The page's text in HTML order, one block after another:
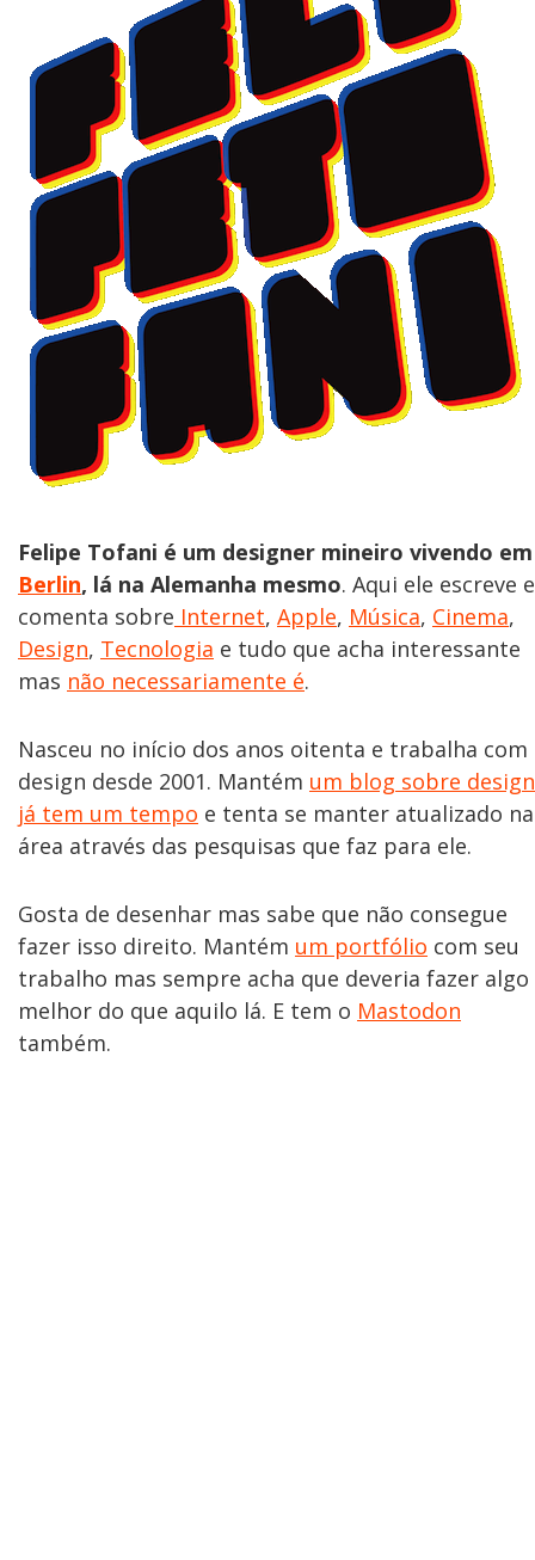
Felipe Tofani é um designer mineiro vivendo em
Berlin, lá na Alemanha mesmo. Aqui ele escreve e
comenta sobre Internet, Apple, Música, Cinema,
Design, Tecnologia e tudo que acha interessante
mas não necessariamente é.
Nasceu no início dos anos oitenta e trabalha com
design desde 2001. Mantém um blog sobre design
já tem um tempo e tenta se manter atualizado na
área através das pesquisas que faz para ele.
Gosta de desenhar mas sabe que não consegue
fazer isso direito. Mantém um portfólio com seu
trabalho mas sempre acha que deveria fazer algo
melhor do que aquilo lá. E tem o Mastodon
também.